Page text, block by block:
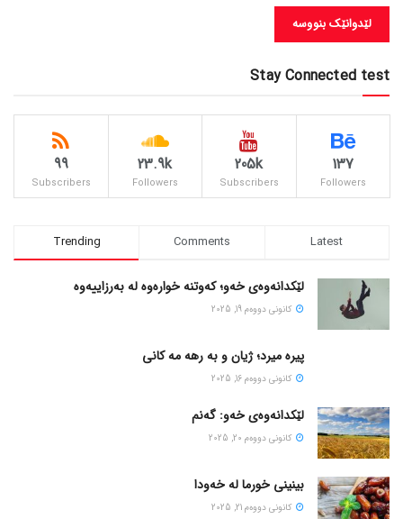
Stay Connected test
137
Followers
205k
Subscribers
23.9k
Followers
99
Subscribers
Trending Comments Latest
لێکدانەوەی خەو؛ کەوتنە خوارەوە لە بەرزاییەوە
كانونی دووه‌م 19, 2025
پیره میرد؛ ژیان و به رهه مه کانی
كانونی دووه‌م 16, 2025
لێکدانەوەی خەو: گەنم
كانونی دووه‌م 20, 2025
بینینی خورما لە خەودا
كانونی دووه‌م 21, 2025